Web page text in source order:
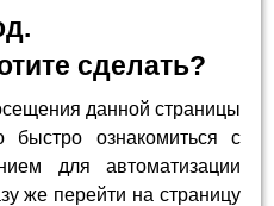
сделать?
данной страницы
ознакомиться с
для автоматизации
же перейти на страницу